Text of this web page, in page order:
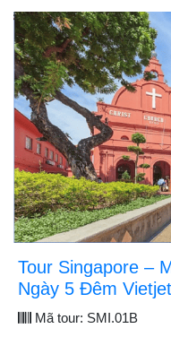
Tour Singapore –
Ngày 5 Đêm
Mã tour: SMI.01B